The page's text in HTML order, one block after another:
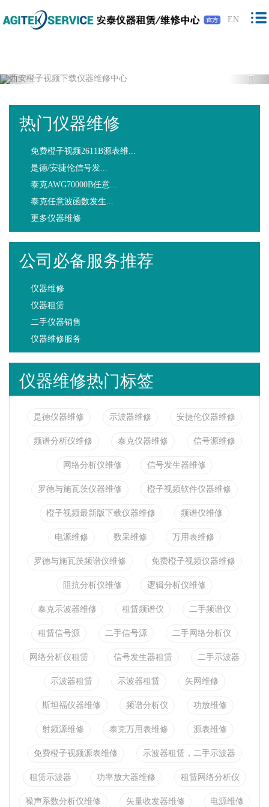
橙子视频下载,橙子视频软件,免费橙子视
频,橙子视频最新版下载
EN
Previous
热门仪器维修
免费橙子视频2611B源表维...
是德/安捷伦信号发...
泰克AWG70000B任意...
泰克任意波函数发生...
更多仪器维修
公司必备服务推荐
仪器维修
仪器租赁
二手仪器销售
仪器维修服务
仪器维修热门标签
是德仪器维修 示波器维修 安捷伦仪器维修
频谱分析仪维修 泰克仪器维修 信号源维修
网络分析仪维修 信号发生器维修
罗德与施瓦茨仪器维修 橙子视频软件仪器维修
橙子视频最新版下载仪器维修 频谱仪维修
电源维修 数采维修 万用表维修
罗德与施瓦茨频谱仪维修 免费橙子视频仪器维修
阻抗分析仪维修 逻辑分析仪维修
泰克示波器维修 租赁频谱仪 二手频谱仪
租赁信号源 二手信号源 二手网络分析仪
网络分析仪租赁 信号发生器租赁 二手示波器
示波器租赁 示波器租赁 矢网维修
斯坦福仪器维修 频谱分析仪 功放维修
射频源维修 泰克万用表维修 源表维修
免费橙子视频源表维修 示波器租赁，二手示波器
租赁示波器 功率放大器维修 租赁网络分析仪
噪声系数分析仪维修 矢量收发器维修 电源维修